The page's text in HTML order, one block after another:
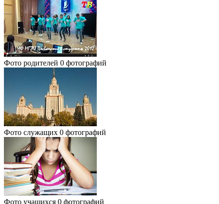
Фото родителей 0 фотографий
Фото служащих 0 фотографий
Фото учащихся 0 фотографий